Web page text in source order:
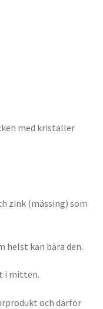
med kristaller
zink (mässing) som
helst kan bära den.
i mitten.
och därför